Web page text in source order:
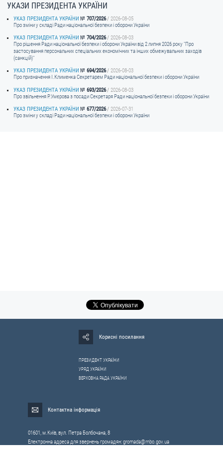
УКАЗИ ПРЕЗИДЕНТА УКРАЇНИ
УКАЗ ПРЕЗИДЕНТА УКРАЇНИ 707/2026
2026-08-05
Про зміни у складі Ради національної безпеки і оборони України
УКАЗ ПРЕЗИДЕНТА УКРАЇНИ
704/2026
2026-08-03
Про рішення Ради національної безпеки і оборони України від 2 липня 2026 року "Про
застосування персональних спеціальних економічних та інших обмежувальних заходів
(санкцій)"
УКАЗ ПРЕЗИДЕНТА УКРАЇНИ
694/2026
2026-08-03
Про призначення I.Клименка Секретарем Ради національної безпеки і оборони України
УКАЗ ПРЕЗИДЕНТА УКРАЇНИ
693/2026
2026-08-03
Про звільнення Р.Умєрова з посади Секретаря Ради національної безпеки і оборони України
УКАЗ ПРЕЗИДЕНТА УКРАЇНИ
677/2026
2026-07-31
Про зміни у складі Ради національної безпеки і оборони України
Корисні посилання
ПРЕЗИДЕНТ УКРАЇНИ
УРЯД УКРАЇНИ
ВЕРХОВНА РАДА УКРАЇНИ
Контактна інформація
01601, м.Київ, вул. Петра Болбочана, 8
Електронна адреса для звернень громадян:gromada@rnbo.gov.ua